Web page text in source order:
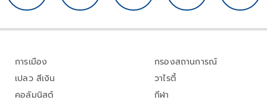
การเมือง
เปลว สีเงิน
คอลัมนิสต์
กรองสถานการณ์
วาไรตี้
กีฬา